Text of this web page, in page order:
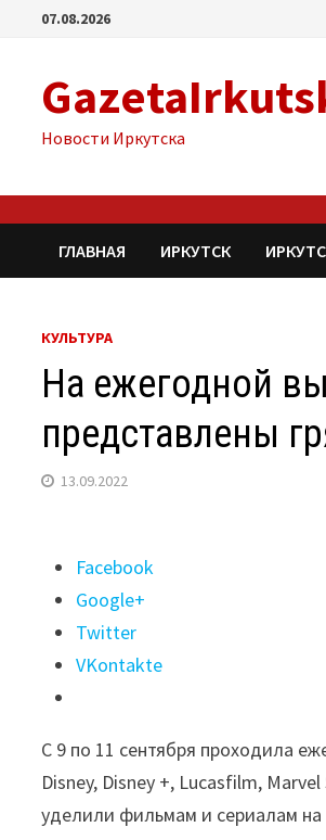
Перейти07.08.2026
Новости Иркутска
ГЛАВНАЯ ИРКУТСК
КУЛЬТУРА
На ежегодной
представлены
13.09.2022
Поделиться
"На ежегодной
выставке
Disney
D23
были
представлены
грядущие
Facebook
Google+
Twitter
VKontakte
С 9 по 11 сентября проходила
Disney, Disney +, Lucasfilm,
уделили фильмам и сериалам на